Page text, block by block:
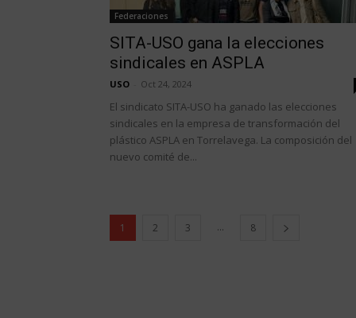
Federaciones
SITA-USO gana la elecciones
sindicales en ASPLA
USO Oct 24, 2024
El sindicato SITA-USO ha ganado las elecciones
sindicales en la empresa de transformación del
plástico ASPLA en Torrelavega. La composición del
nuevo comité de...
1 2 3 ... 8